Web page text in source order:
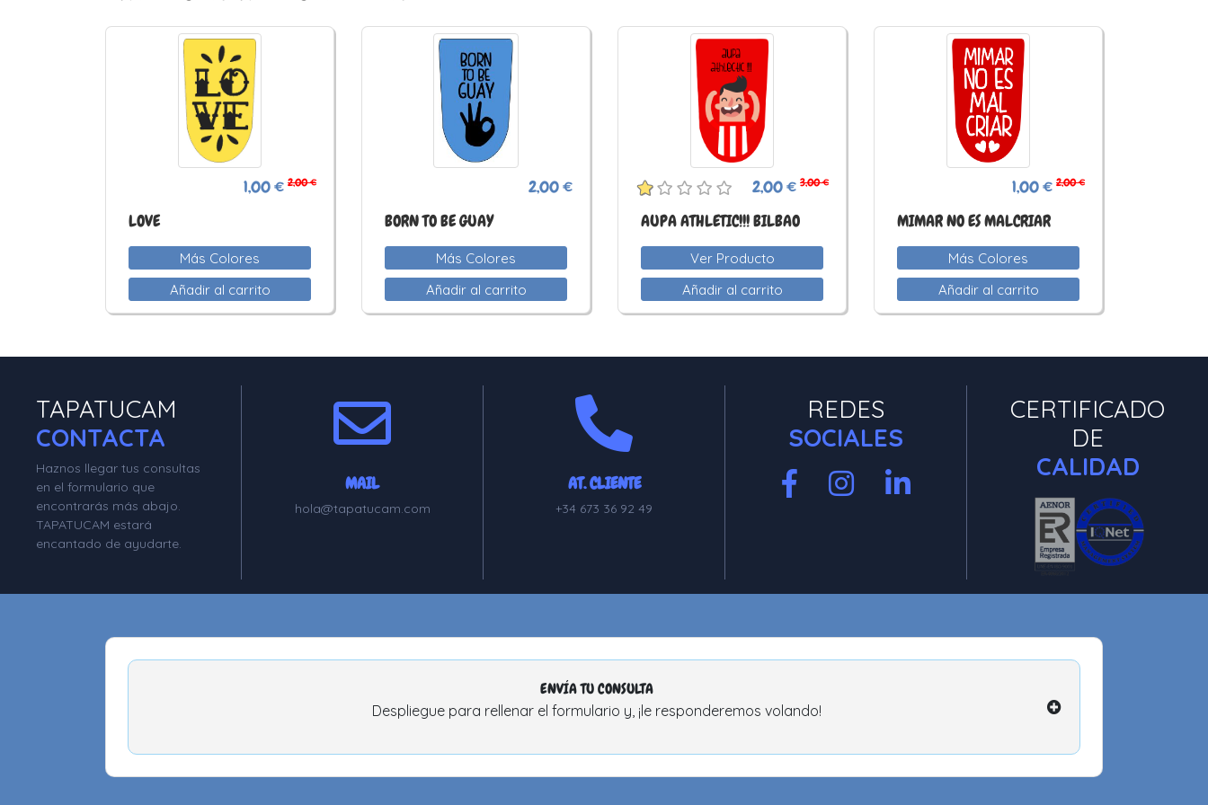
1,00 € 2,00 €
LOVE
Más Colores
Añadir al carrito
2,00 €
BORN TO BE GUAY
Más Colores
Añadir al carrito
2,00 € 3,00 €
AUPA ATHLETIC!!! BILBAO
Ver Producto
Añadir al carrito
1,00 € 2,00 €
MIMAR NO ES MALCRIAR
Más Colores
Añadir al carrito
TAPATUCAM
CONTACTA
Haznos llegar tus consultas
en el formulario que
encontrarás más abajo.
TAPATUCAM estará
encantado de ayudarte.
MAIL
hola@tapatucam.com
AT. CLIENTE
+34 673 36 92 49
REDES
SOCIALES
CERTIFICADO
DE
CALIDAD
ENVÍA TU CONSULTA
Despliegue para rellenar el formulario y, ¡le responderemos volando!